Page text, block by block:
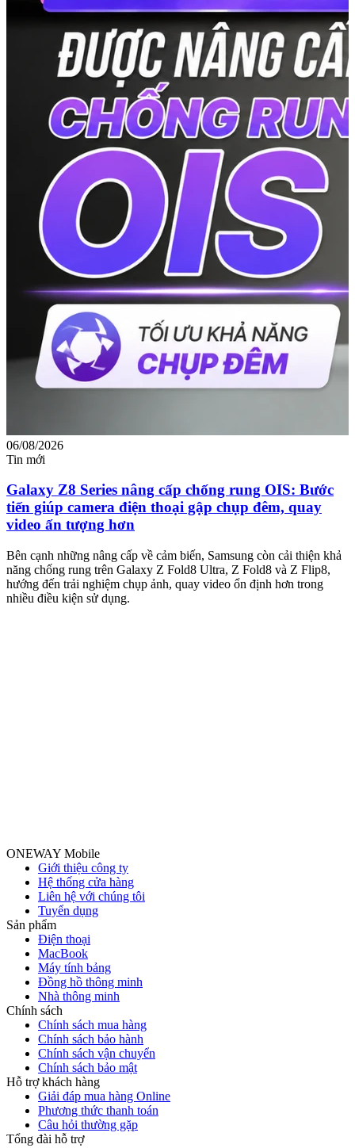
06/08/2026
Tin mới
Galaxy Z8 Series nâng cấp chống rung OIS: Bước
tiến giúp camera điện thoại gập chụp đêm, quay
video ấn tượng hơn
Bên cạnh những nâng cấp về cảm biến, Samsung còn cải thiện khả
năng chống rung trên Galaxy Z Fold8 Ultra, Z Fold8 và Z Flip8,
hướng đến trải nghiệm chụp ảnh, quay video ổn định hơn trong
nhiều điều kiện sử dụng.
ONEWAY Mobile
Giới thiệu công ty
Hệ thống cửa hàng
Liên hệ với chúng tôi
Tuyển dụng
Sản phẩm
Điện thoại
MacBook
Máy tính bảng
Đồng hồ thông minh
Nhà thông minh
Chính sách
Chính sách mua hàng
Chính sách bảo hành
Chính sách vận chuyển
Chính sách bảo mật
Hỗ trợ khách hàng
Giải đáp mua hàng Online
Phương thức thanh toán
Câu hỏi thường gặp
Tổng đài hỗ trợ